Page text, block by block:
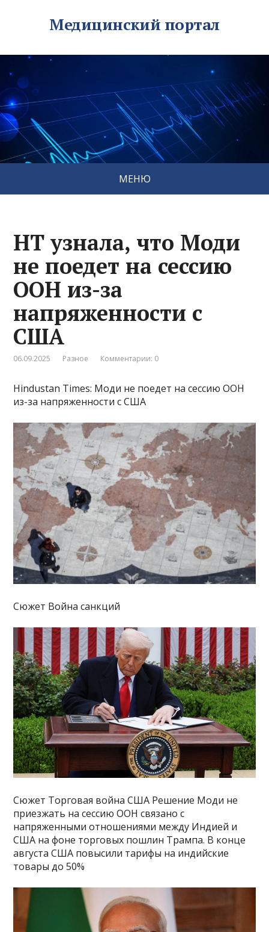
Медицинский портал
МЕНЮ
HT узнала, что Моди
не поедет на сессию
ООН из-за
напряженности с
США
06.09.2025 Разное Комментарии: 0
Hindustan Times: Моди не поедет на сессию ООН
из-за напряженности с США
Сюжет Война санкций
Сюжет Торговая война США Решение Моди не
приезжать на сессию ООН связано с
напряженными отношениями между Индией и
США на фоне торговых пошлин Трампа. В конце
августа США повысили тарифы на индийские
товары до 50%